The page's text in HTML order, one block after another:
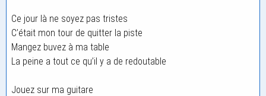
Ce jour là ne soyez pas tristes
C’était mon tour de quitter la piste
Mangez buvez à ma table
La peine a tout ce qu’il y a de redoutable
Jouez sur ma guitare